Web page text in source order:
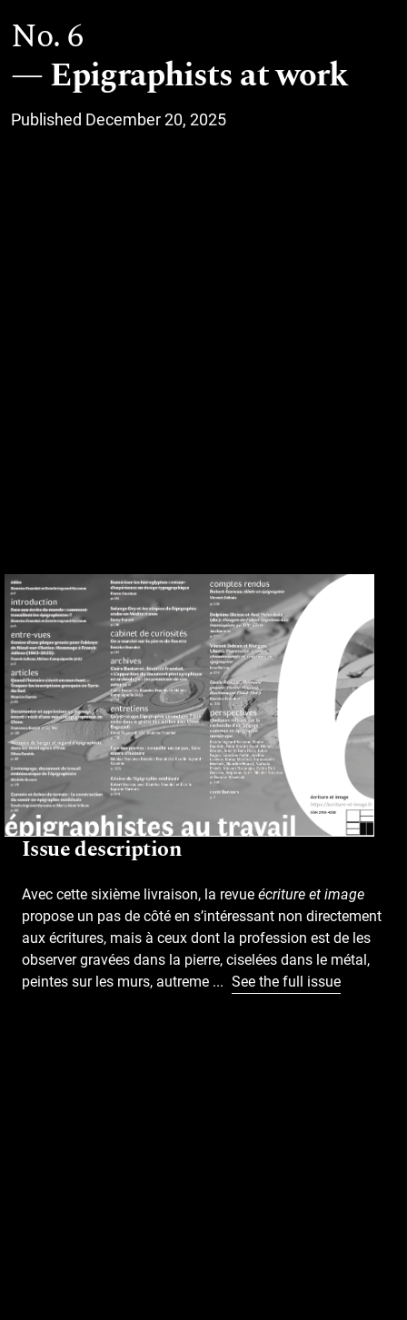
No. 6
Epigraphists at work
Published December 20, 2025
Issue description
Avec cette sixième livraison, la revue écriture et image
propose un pas de côté en s’intéressant non directement
aux écritures, mais à ceux dont la profession est de les
observer gravées dans la pierre, ciselées dans le métal,
peintes sur les murs, autreme ... See the full issue